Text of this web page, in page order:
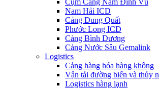
Cụm Cảng Nam Đình Vũ
Nam Hải ICD
Cảng Dung Quất
Phước Long ICD
Cảng Bình Dương
Cảng Nước Sâu Gemalink
Logistics
Cảng hàng hóa hàng không
Vận tải đường biển và thủy
Logistics hàng lạnh